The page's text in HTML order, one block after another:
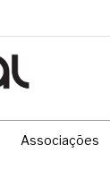
Associações